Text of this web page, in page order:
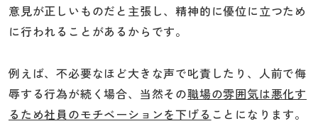
意見が正しいものだと主張し、精神的に優位に立つため
に行われることがあるからです。
例えば、不必要なほど大きな声で叱責したり、人前で侮
辱する行為が続く場合、当然その職場の雰囲気は悪化す
るため社員のモチベーションを下げる ことになります。